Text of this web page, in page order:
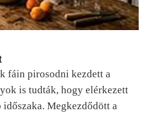
fáin pirosodni kezdett a
is tudták, hogy elérkezett
Megkezdődött a